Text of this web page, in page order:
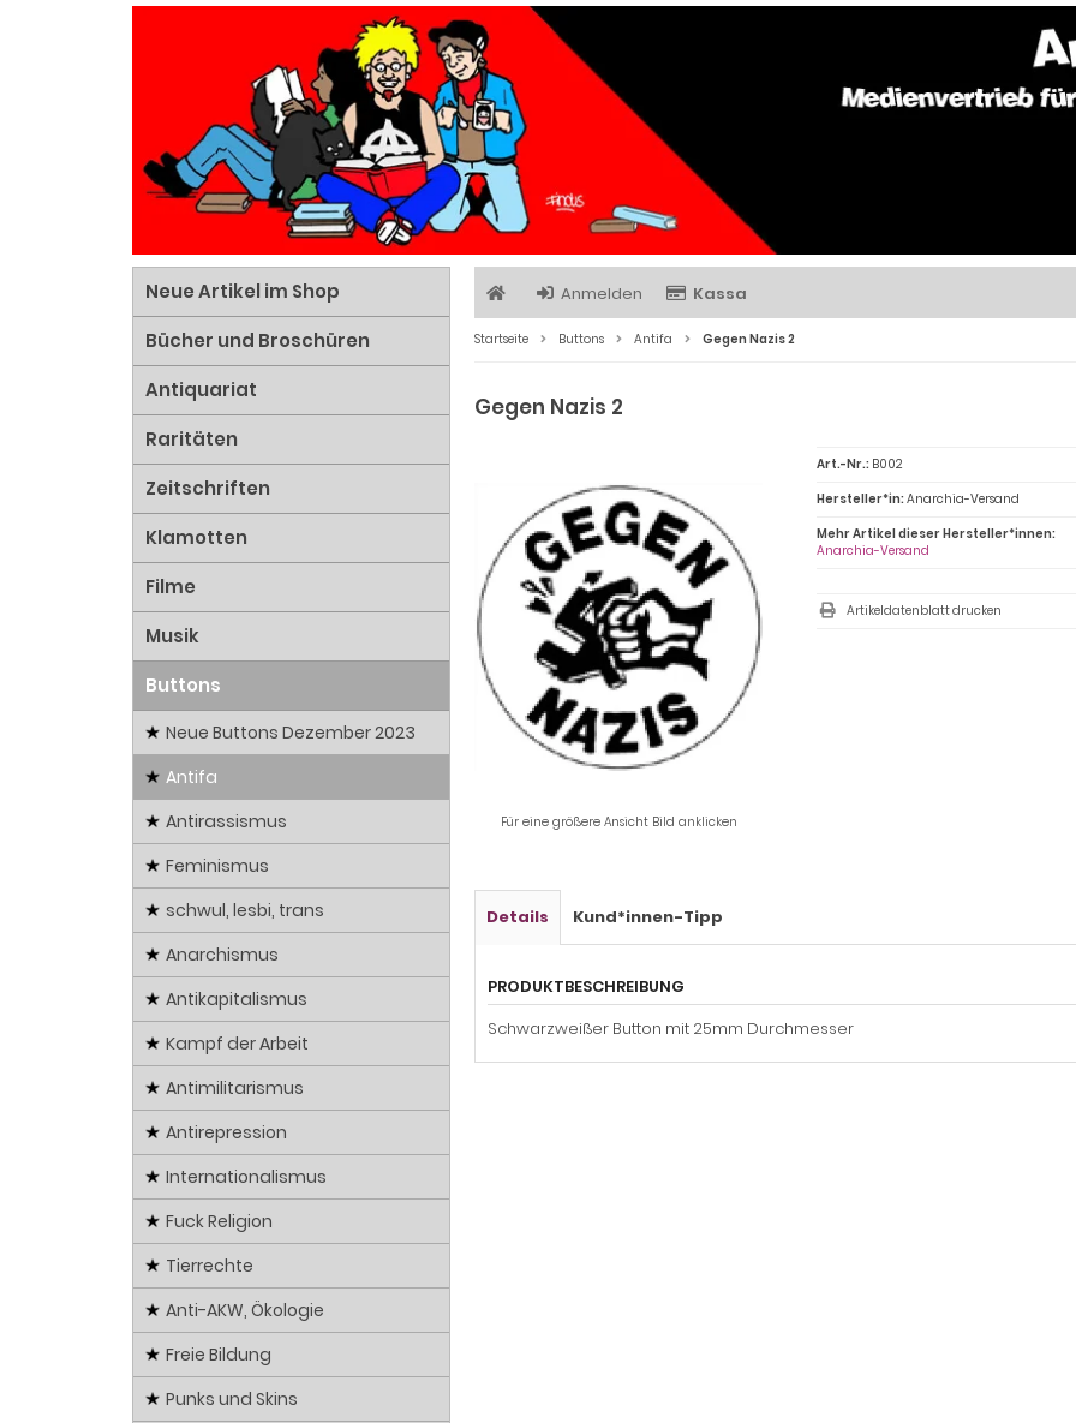
Anmelden Kassa
Startseite Buttons Antifa Gegen Nazis 2
Gegen Nazis 2
Für eine größere Ansicht Bild anklicken
Art.-Nr.: B002
Hersteller*in:Anarchia-Versand
Mehr Artikel dieser Hersteller*innen:
Anarchia-Versand
Artikeldatenblatt drucken
Details Kund*innen-Tipp
PRODUKTBESCHREIBUNG
Schwarzweißer Button mit 25mm Durchmesser
Neue Artikel im Shop
Bücher und Broschüren
Antiquariat
Raritäten
Zeitschriften
Klamotten
Filme
Musik
Buttons
Neue Buttons Dezember 2023
Antifa
Antirassismus
Feminismus
schwul, lesbi, trans
Anarchismus
Antikapitalismus
Kampf der Arbeit
Antimilitarismus
Antirepression
Internationalismus
Fuck Religion
Tierrechte
Anti-AKW, Ökologie
Freie Bildung
Punks und Skins